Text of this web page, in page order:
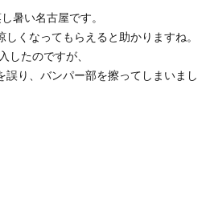
暑い名古屋です。
くなってもらえると助かりますね。
したのですが、
誤り、バンパー部を擦ってしまいまし